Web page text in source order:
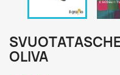
OLIVA